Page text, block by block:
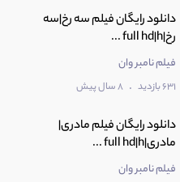
دانلود رایگان فیلم سه رخ|سه
رخ|full hd|h ...
فیلم نامبر وان
631 بازدید . 8 سال پیش
دانلود رایگان فیلم مادری|
مادری|full hd|h ...
فیلم نامبر وان